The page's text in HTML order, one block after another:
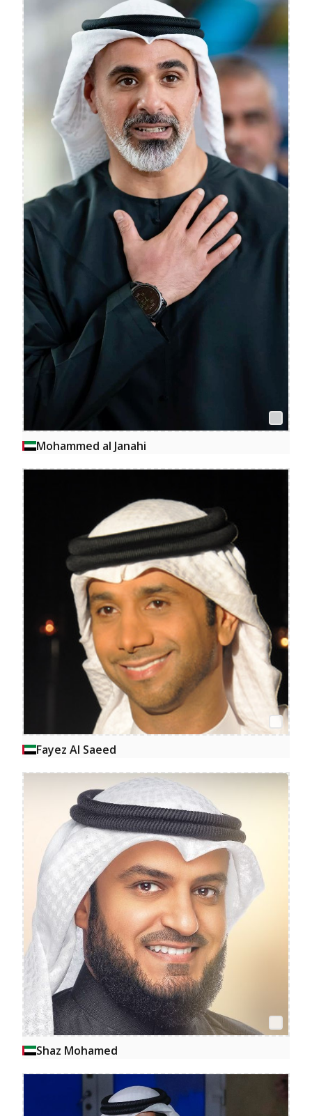
Mohammed al Janahi
Fayez Al Saeed
Shaz Mohamed